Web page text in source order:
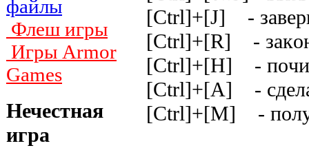
файлы
Флеш игры
Игры Armor
Games
Нечестная
игра
[Ctrl]+[J] -
[Ctrl]+[R] -
[Ctrl]+[H] -
[Ctrl]+[A] -
[Ctrl]+[M] -